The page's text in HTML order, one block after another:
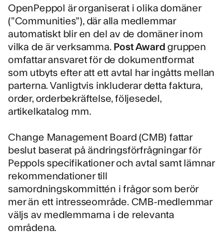
OpenPeppol är organiserat i olika domäner
(”Communities”), där alla medlemmar
automatiskt blir en del av de domäner inom
vilka de är verksamma.Post Award gruppen
omfattar ansvaret för de dokumentformat
som utbyts efter att ett avtal har ingåtts mellan
parterna. Vanligtvis inkluderar detta faktura,
order, orderbekräftelse, följesedel,
artikelkatalog mm.
Change Management Board (CMB) fattar
beslut baserat på ändringsförfrågningar för
Peppols specifikationer och avtal samt lämnar
rekommendationer till
samordningskommittén i frågor som berör
mer än ett intresseområde. CMB-medlemmar
väljs av medlemmarna i de relevanta
områdena.